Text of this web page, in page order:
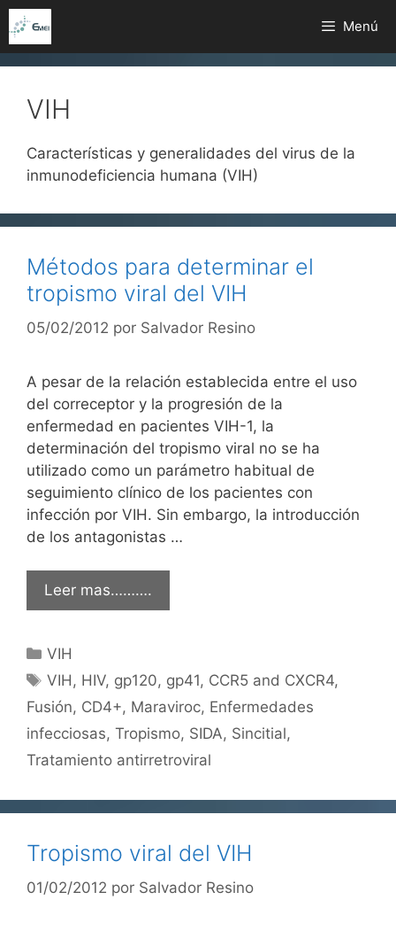
Saltar
al
contenido
Menú
VIH
Características y generalidades del virus de la
inmunodeficiencia humana (VIH)
Métodos para determinar el
tropismo viral del VIH
05/02/2012 por Salvador Resino
A pesar de la relación establecida entre el uso
del correceptor y la progresión de la
enfermedad en pacientes VIH-1, la
determinación del tropismo viral no se ha
utilizado como un parámetro habitual de
seguimiento clínico de los pacientes con
infección por VIH. Sin embargo, la introducción
de los antagonistas …
Leer mas……….
Categorías
VIH
Etiquetas
VIH, HIV, gp120, gp41, CCR5 and CXCR4,
Fusión, CD4+, Maraviroc, Enfermedades
infecciosas, Tropismo, SIDA, Sincitial,
Tratamiento antirretroviral
Tropismo viral del VIH
01/02/2012 por Salvador Resino